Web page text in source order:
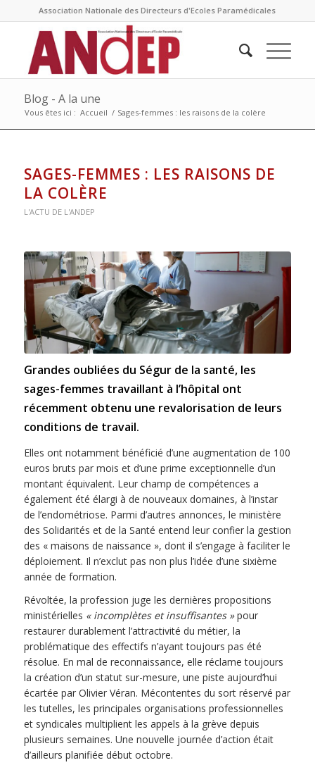
Association Nationale des Directeurs d'Ecoles Paramédicales
Blog - A la une
Vous êtes ici : Accueil / Sages-femmes : les raisons de la colère
SAGES-FEMMES : LES RAISONS DE
LA COLÈRE
L'ACTU DE L'ANDEP
Grandes oubliées du Ségur de la santé, les
sages-femmes travaillant à l’hôpital ont
récemment obtenu une revalorisation de leurs
conditions de travail.
Elles ont notamment bénéficié d’une augmentation de 100
euros bruts par mois et d’une prime exceptionnelle d’un
montant équivalent. Leur champ de compétences a
également été élargi à de nouveaux domaines, à l’instar
de l’endométriose. Parmi d’autres annonces, le ministère
des Solidarités et de la Santé entend leur confier la gestion
des « maisons de naissance », dont il s’engage à faciliter le
déploiement. Il n’exclut pas non plus l’idée d’une sixième
année de formation.
Révoltée, la profession juge les dernières propositions
ministérielles « incomplètes et insuffisantes »pour
restaurer durablement l’attractivité du métier, la
problématique des effectifs n’ayant toujours pas été
résolue. En mal de reconnaissance, elle réclame toujours
la création d’un statut sur-mesure, une piste aujourd’hui
écartée par Olivier Véran. Mécontentes du sort réservé par
les tutelles, les principales organisations professionnelles
et syndicales multiplient les appels à la grève depuis
plusieurs semaines. Une nouvelle journée d’action était
d’ailleurs planifiée début octobre.